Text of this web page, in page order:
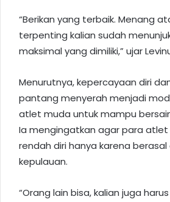
“Berikan yang terbaik. Menang
terpenting kalian sudah
maksimal yang dimiliki,” ujar
Menurutnya, kepercayaan diri
pantang menyerah menjadi
atlet muda untuk mampu
Ia mengingatkan agar para
rendah diri hanya karena
kepulauan.
“Orang lain bisa, kalian juga